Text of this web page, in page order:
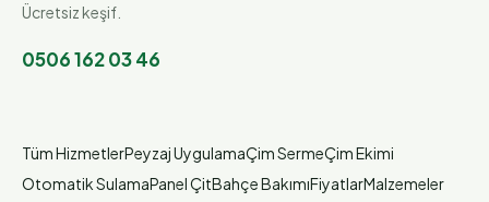
Ücretsiz keşif.
0506 162 03 46
Tüm HizmetlerPeyzaj UygulamaÇim SermeÇim Ekimi
Otomatik SulamaPanel ÇitBahçe BakımıFiyatlarMalzemeler